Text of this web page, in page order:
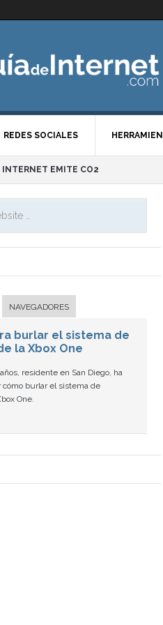
REDES SOCIALES
INTERNET EMITE CO2
NAVEGADORES
burlar el sistema de
la Xbox One
residente en San Diego, ha
cómo burlar el sistema de
One.